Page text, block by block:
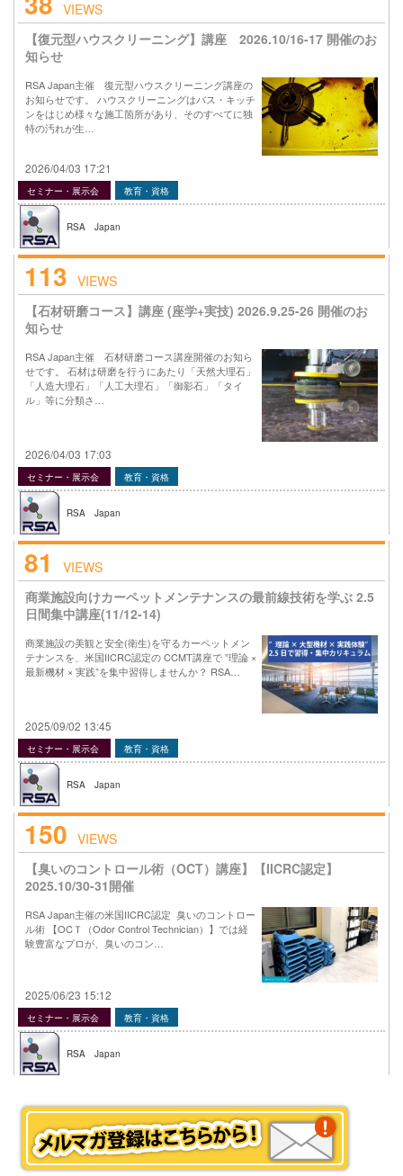
VIEWS
【復元型ハウスクリーニング】講座 2026.10/16-17 開催のお
知らせ
RSA Japan主催 復元型ハウスクリーニング講座の
お知らせです。 ハウスクリーニングはバス・キッチ
ンをはじめ様々な施工箇所があり、そのすべてに独
特の汚れが生…
2026/04/03 17:21
セミナー・展示会 教育・資格
RSA Japan
113 VIEWS
【石材研磨コース】講座 (座学+実技) 2026.9.25-26 開催のお
知らせ
RSA Japan主催 石材研磨コース講座開催のお知ら
せです。 石材は研磨を行うにあたり「天然大理石」
「人造大理石」「人工大理石」「御影石」「タイ
ル」等に分類さ…
2026/04/03 17:03
セミナー・展示会 教育・資格
RSA Japan
81
VIEWS
商業施設向けカーペットメンテナンスの最前線技術を学ぶ 2.5
日間集中講座(11/12-14)
商業施設の美観と安全(衛生)を守るカーペットメン
テナンスを、米国IICRC認定の CCMT講座で ”理論 ×
最新機材 × 実践”を集中習得しませんか？ RSA…
2025/09/02 13:45
セミナー・展示会 教育・資格
RSA Japan
150 VIEWS
【臭いのコントロール術（OCT）講座】【IICRC認定】
2025.10/30-31開催
RSA Japan主催の米国IICRC認定 臭いのコントロー
ル術 【OCＴ（Odor Control Technician）】では経
験豊富なプロが、臭いのコン…
2025/06/23 15:12
セミナー・展示会 教育・資格
RSA Japan